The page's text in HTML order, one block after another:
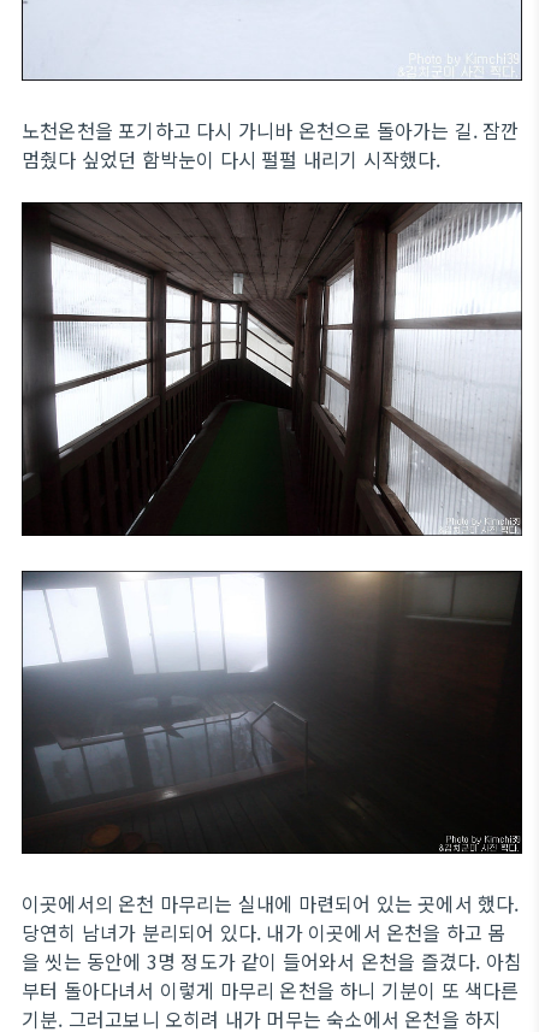
노천온천을 포기하고 다시 가니바 온천으로 돌아가는 길. 잠깐
멈췄다 싶었던 함박눈이 다시 펄펄 내리기 시작했다.
이곳에서의 온천 마무리는 실내에 마련되어 있는 곳에서 했다.
당연히 남녀가 분리되어 있다. 내가 이곳에서 온천을 하고 몸
을 씻는 동안에 3명 정도가 같이 들어와서 온천을 즐겼다. 아침
부터 돌아다녀서 이렇게 마무리 온천을 하니 기분이 또 색다른
기분. 그러고보니 오히려 내가 머무는 숙소에서 온천을 하지